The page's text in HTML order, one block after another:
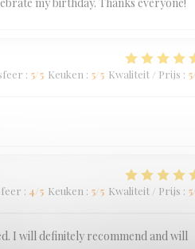
: 5/5 Keuken : 5/5 Kwaliteit / Prijs : 5
: 4/5 Keuken : 5/5 Kwaliteit / Prijs : 5
I will definitely recommend and will